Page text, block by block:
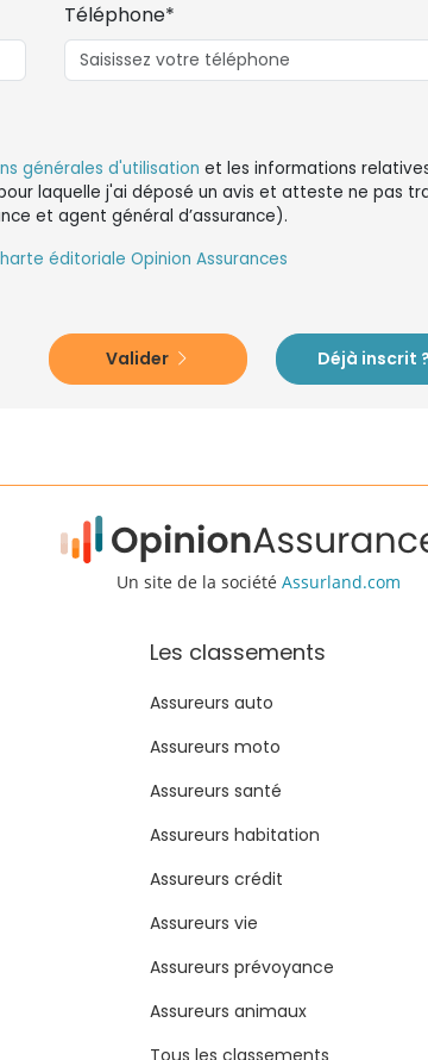
Téléphone*
générales d'utilisation et les informations
laquelle j'ai déposé un avis et atteste ne pas
et agent général d’assurance).
éditoriale Opinion Assurances
Valider Déjà inscrit ?
Un site de la société Assurland.com
Les classements
Assureurs auto
Assureurs moto
Assureurs santé
Assureurs habitation
Assureurs crédit
Assureurs vie
Assureurs prévoyance
Assureurs animaux
Tous les classements